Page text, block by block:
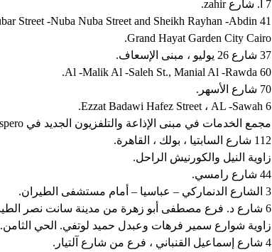
7 أ. شارع zahir.
41 Nubar Street -Nuba Nuba Street and Sheikh Rayhan -Abdin.
Grand Hayat Garden City Cairo.
37 شارع 26 يوليو ، مبنى الإسعاف.
60 Al -Malik Al -Saleh St., Manial Al -Rawda.
70 شارع الأسهر.
6 Ezzat Badawi Hafez Street ، AL -Sawah.
مجمع الخدمات في مبنى الإذاعة والتلفزيون الجديد في Maspero.
112 شارع السابتيا ، بولك ، القاهرة.
زاوية النيل والكورنيش الراحل.
44 شارع رامسي.
3 الشارع الدنماركي – عباسيا – أمام مستشفى الطيران.
6 شارع د. فرع مصطفى أبو زهرة من مدينة سانت نصر الطيران.
زاوية شوارع سمير فرهات وعبدل حميد لوتفي. الحي الثامن.
4 شارع إسماعيل القنباني ، فرع من شارع آلتيار.